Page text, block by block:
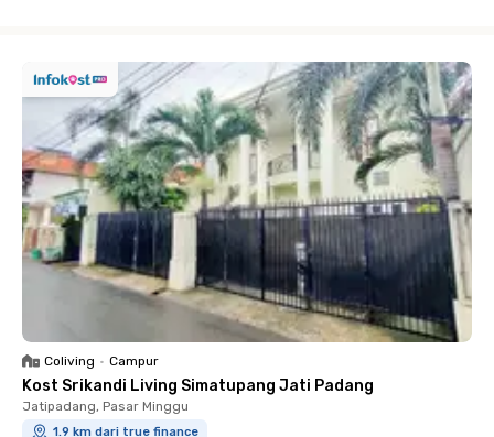
Coliving • Campur
Kost Srikandi Living Simatupang Jati Padang
Jatipadang, Pasar Minggu
1.9 km dari true finance